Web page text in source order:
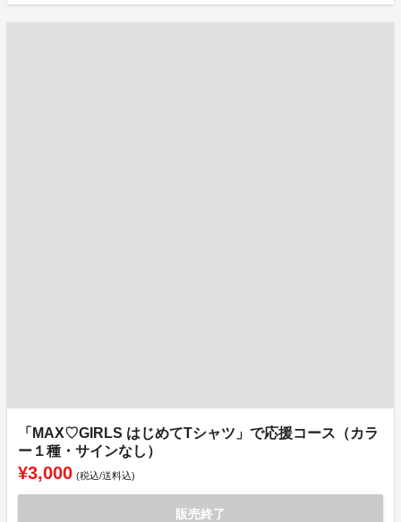
「MAX♡GIRLS はじめてTシャツ」で応援コース（カラ
ー１種・サインなし）
¥3,000 (税込/送料込)
販売終了